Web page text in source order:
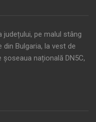
pe malul stâng
din Bulgaria, la vest de
națională DN5C,